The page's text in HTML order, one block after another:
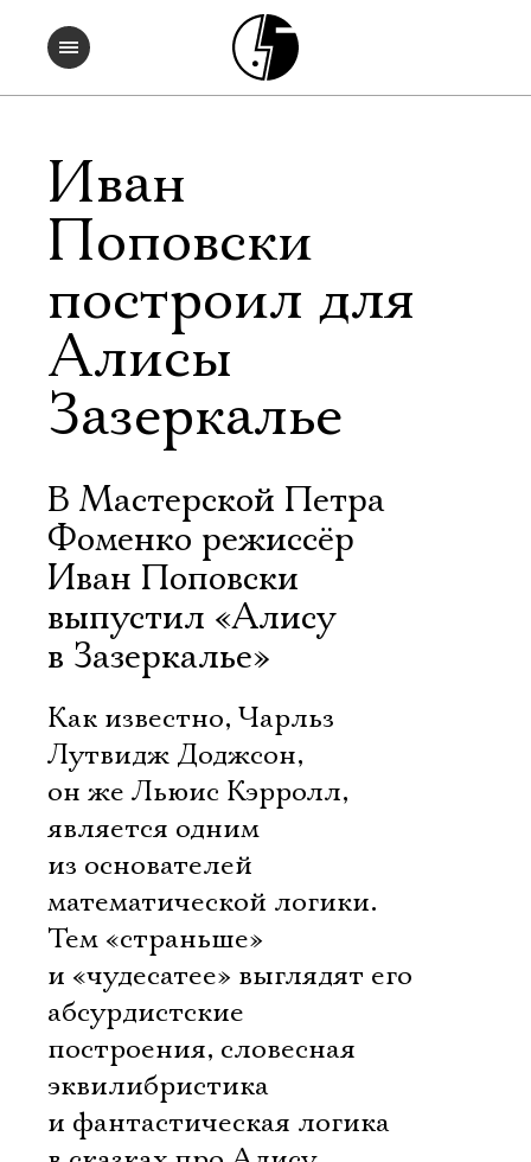
Иван
Поповски
построил для
Алисы
Зазеркалье
В Мастерской Петра
Фоменко режиссёр
Иван Поповски
выпустил «Алису
в Зазеркалье»
Как известно, Чарльз
Лутвидж Доджсон,
он же Льюис Кэрролл,
является одним
из основателей
математической логики.
Тем «страньше»
и «чудесатее» выглядят его
абсурдистские
построения, словесная
эквилибристика
и фантастическая логика